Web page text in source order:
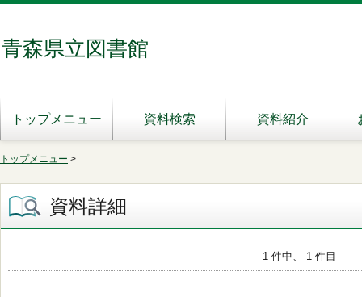
青森県立図書館
トップメニュー 資料検索 資料紹介
トップメニュー >
資料詳細
1 件中、 1 件目